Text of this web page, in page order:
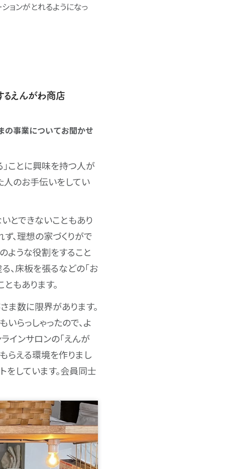
ョンがとれるようになっ
るえんがわ商店
の事業についてお聞かせ
」ことに興味を持つ人が
人のお手伝いをしてい
とできないこともあり
、理想の家づくりがで
ような役割をすること
、床板を張るなどの「お
もあります。
ま数に限界があります。
らっしゃったので、よ
インサロンの「えんが
らえる環境を作りまし
をしています。会員同士